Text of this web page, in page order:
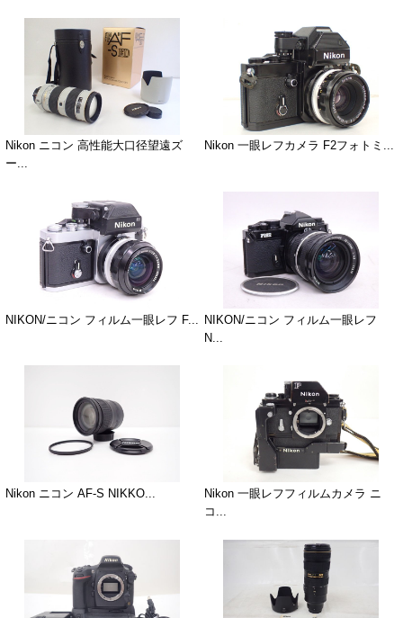
Nikon ニコン 高性能大口径望遠ズ
ー...
Nikon 一眼レフカメラ F2フォトミ...
NIKON/ニコン フィルム一眼レフ F...
NIKON/ニコン フィルム一眼レフ
N...
Nikon ニコン AF-S NIKKO...
Nikon 一眼レフフィルムカメラ ニ
コ...